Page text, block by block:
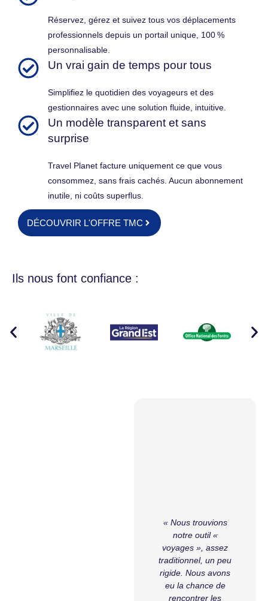
Réservez, gérez et suivez tous vos déplacements
professionnels depuis un portail unique, 100 %
personnalisable.
Un vrai gain de temps pour tous
Simplifiez le quotidien des voyageurs et des
gestionnaires avec une solution fluide, intuitive.
Un modèle transparent et sans
surprise
Travel Planet facture uniquement ce que vous
consommez, sans frais cachés. Aucun abonnement
inutile, ni coûts superflus.
DÉCOUVRIR L'OFFRE TMC
Ils nous font confiance :
« Nous trouvions
notre outil «
voyages », assez
traditionnel, un peu
rigide. Nous avons
eu la chance de
rencontrer les